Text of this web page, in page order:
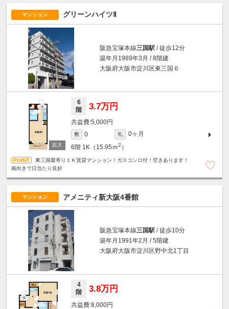
マンション グリーンハイツⅡ
阪急宝塚本線三国駅 / 徒歩12分
築年月1989年3月 / 8階建
大阪府大阪市淀川区東三国６
6
階
3.7万円
5,000円
敷 0 礼
0ヶ月
6階 1K（15.95ｍ2 ）
東三国最寄り１Ｋ賃貸マンション！ガスコンロ付！空きあります！
南向きで日当たり良好
マンション アメニティ新大阪4番館
阪急宝塚本線三国駅 / 徒歩10分
築年月1991年2月 / 5階建
大阪府大阪市淀川区野中北1丁目
4
階
3.8万円
8,000円